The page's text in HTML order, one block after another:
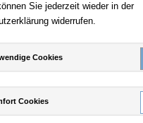
Sie jederzeit wieder in der
widerrufen.
Cookies
Cookies